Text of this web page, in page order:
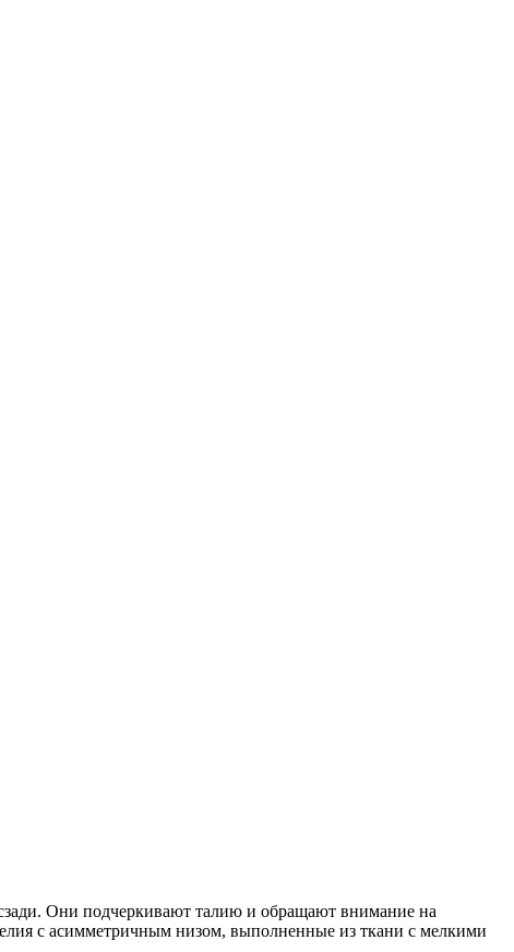
Они подчеркивают талию и обращают внимание на
с асимметричным низом, выполненные из ткани с мелкими